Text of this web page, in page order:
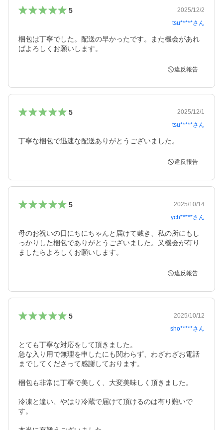
5
2025/12/2
tsu*****さん
梱包は丁寧でした。配送の早かったです。また機会があれ
ばよろしくお願いします。
違反報告
5
2025/12/1
tsu*****さん
丁寧な梱包で迅速な配送ありがとうございました。
違反報告
5
2025/10/14
ych*****さん
母のお祝いの日にちにちゃんと届けて戴き、私の所にもし
っかりした梱包でありがとうございました。又機会が有り
ましたらよろしくお願いします。
違反報告
5
2025/10/12
sho*****さん
とても丁寧な対応をして頂きました。
急な入り用で無理を申したにも関わらず、わざわざお電話
までしてくださって感謝しております。
梱包も非常に丁寧で美しく、大変美味しく頂きました。
冷凍と違い、やはり冷蔵で届けて頂けるのは有り難いで
す。